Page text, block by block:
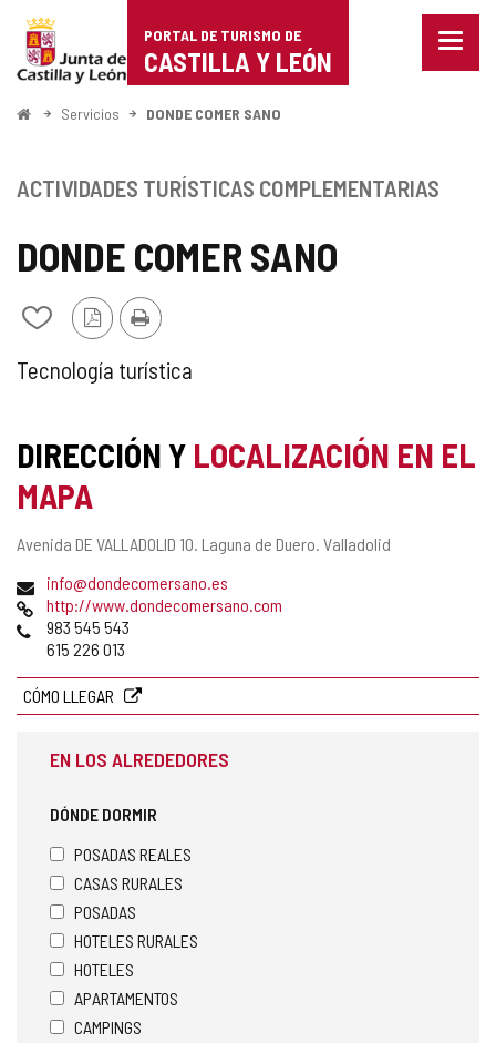
Portal
de
Turismo
Castilla
León
PORTAL DE TURISMO DE
CASTILLA Y LEÓN
Menu
InicioServicios DONDE COMER SANO
DONDE COMER SANO
Añadir/quitar
mis
cuadernos
Versión
PDF
Imprimir
ACTIVIDADES TURÍSTICAS COMPLEMENTARIAS
ACTIVIDAD
COMPLEMENTARIA
Tecnología turística
DIRECCIÓN Y LOCALIZACIÓN EN EL
MAPA
Dirección
Avenida DE VALLADOLID 10. Laguna de Duero. Valladolid
Dirección
de
correo
electrónico
info@dondecomersano.es
Página
Web
http://www.dondecomersano.com
Teléfonos
983 545 543
615 226 013
CÓMO LLEGAR
EN LOS ALREDEDORES
DÓNDE DORMIR
POSADAS REALES
CASAS RURALES
POSADAS
HOTELES RURALES
HOTELES
APARTAMENTOS
CAMPINGS